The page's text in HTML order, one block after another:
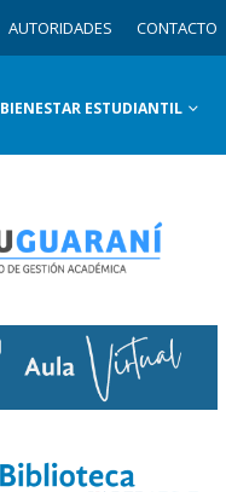
AUTORIDADES CONTACTO
BIENESTAR ESTUDIANTIL